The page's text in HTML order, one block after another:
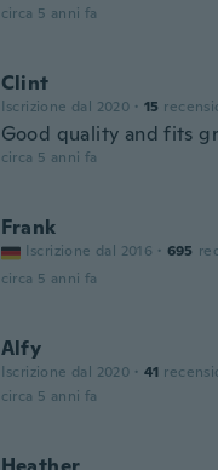
circa 5 anni fa
Clint
Iscrizione dal 2020 · 15
Good quality and fits
circa 5 anni fa
Frank
Iscrizione dal 2016 · 695
circa 5 anni fa
Alfy
Iscrizione dal 2020 · 41
circa 5 anni fa